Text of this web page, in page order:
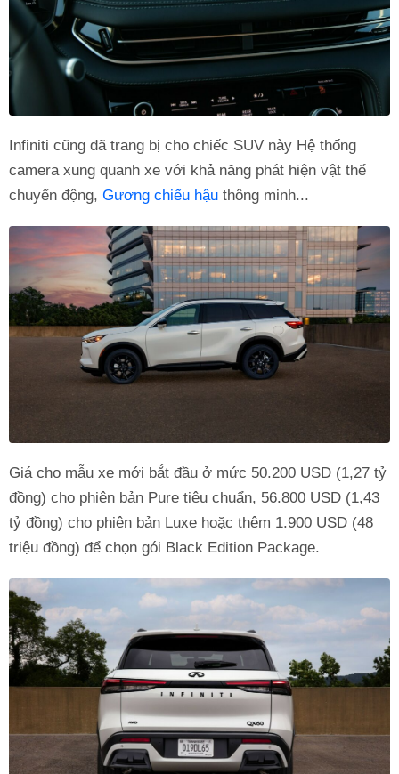
Infiniti cũng đã trang bị cho chiếc SUV này Hệ thống
camera xung quanh xe với khả năng phát hiện vật thể
chuyển động, Gương chiếu hậu thông minh...
Giá cho mẫu xe mới bắt đầu ở mức 50.200 USD (1,27 tỷ
đồng) cho phiên bản Pure tiêu chuẩn, 56.800 USD (1,43
tỷ đồng) cho phiên bản Luxe hoặc thêm 1.900 USD (48
triệu đồng) để chọn gói Black Edition Package.